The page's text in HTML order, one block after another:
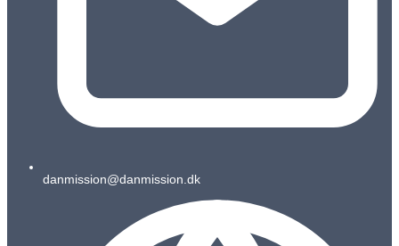
danmission@danmission.dk